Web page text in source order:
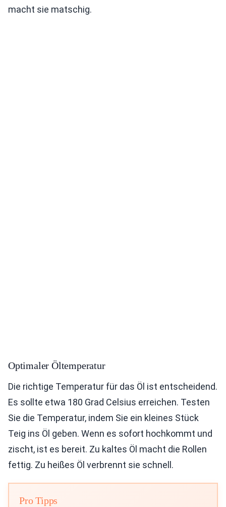
macht sie matschig.
Optimaler Öltemperatur
Die richtige Temperatur für das Öl ist entscheidend.
Es sollte etwa 180 Grad Celsius erreichen. Testen
Sie die Temperatur, indem Sie ein kleines Stück
Teig ins Öl geben. Wenn es sofort hochkommt und
zischt, ist es bereit. Zu kaltes Öl macht die Rollen
fettig. Zu heißes Öl verbrennt sie schnell.
Pro Tipps